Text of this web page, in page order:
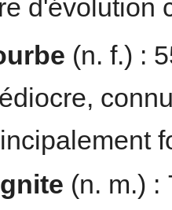
d'évolution
(n. f.) :
(n. m.)